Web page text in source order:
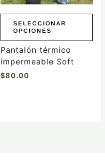
SELECCIONAR
OPCIONES
elegir
la
página
producto
Pantalón térmico
impermeable Soft
$80.00